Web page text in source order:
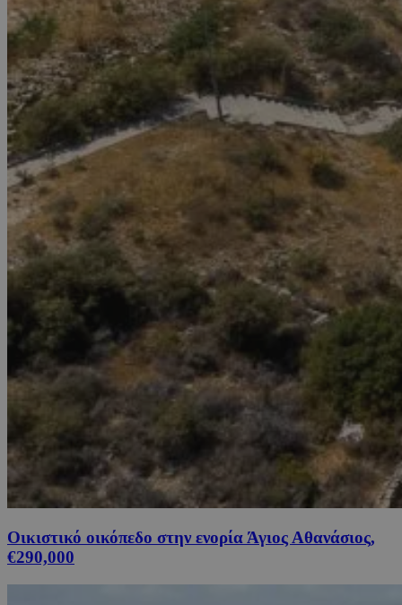
Οικιστικό οικόπεδο στην ενορία Άγιος Αθανάσιος,
€290,000